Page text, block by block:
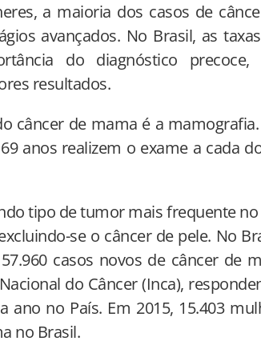
a maioria dos casos de
avançados. No Brasil, as
do diagnóstico
resultados.
câncer de mama é a
anos realizem o exame a cada
tipo de tumor mais frequente
se o câncer de pele. No
casos novos de câncer de
do Câncer (Inca),
ano no País. Em 2015, 15.403
no Brasil.